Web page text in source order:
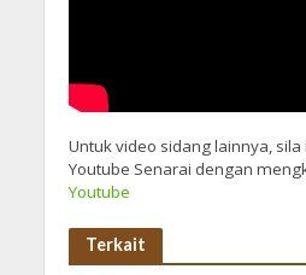
Untuk video sidang lainnya,
Youtube Senarai dengan
Youtube
Terkait